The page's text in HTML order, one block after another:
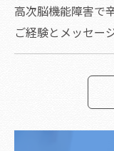
高次脳機能障害で
ご経験とメッセー